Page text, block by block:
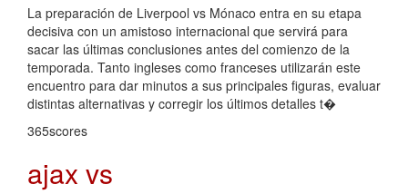
La preparación de Liverpool vs Mónaco entra en su etapa
decisiva con un amistoso internacional que servirá para
sacar las últimas conclusiones antes del comienzo de la
temporada. Tanto ingleses como franceses utilizarán este
encuentro para dar minutos a sus principales figuras, evaluar
distintas alternativas y corregir los últimos detalles t�
365scores
ajax vs